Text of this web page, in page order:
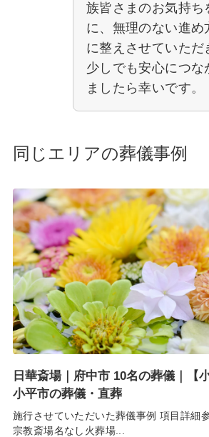
族皆さまのお気持ち
に、無理のない進め
に整えさせていただ
少しでも安心につな
ましたら幸いです。
同じエリアの葬儀事例
日華斎場｜府中市 10名の葬儀｜【
小平市の葬儀・直葬
施行させていただいた葬儀事例 項目詳細
宗教斎場名なし火葬場...